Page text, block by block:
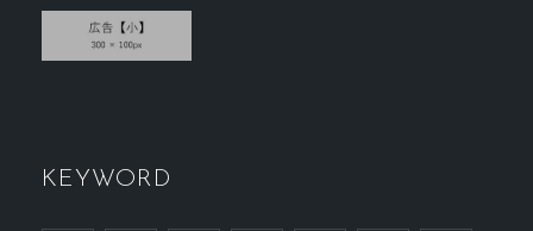
KEYWORD